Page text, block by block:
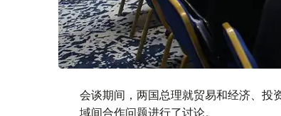
会谈期间，两国总理就贸易和经济、投
域间合作问题进行了讨论。